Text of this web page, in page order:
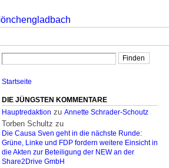
Startseite
DIE JÜNGSTEN KOMMENTARE
Hauptredaktion zu Annette Schrader-Schoutz
Torben Schultz zu
Die Causa Sven geht in die nächste Runde:
Grüne, Linke und FDP fordern weitere Einsicht in
die Akten zur Beteiligung der NEW an der
Share2Drive GmbH